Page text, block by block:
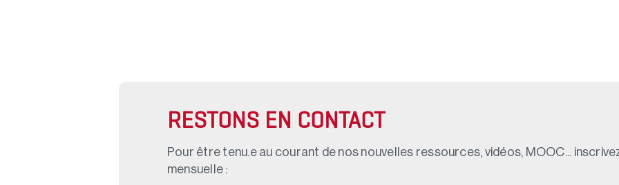
RESTONS EN CONTACT
Pour être tenu.e au courant de nos nouvelles ressources, vidéos, MOOC...
mensuelle :